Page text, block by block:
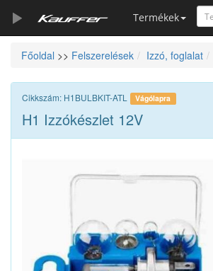
Termékek
Szerszámkatalógus
Kosár
Alkatrészek
Főoldal >> Felszerelések Izzó, foglalat
Cikkszám: H1BULBKIT-ATL Vágólapra
H1 Izzókészlet 12V